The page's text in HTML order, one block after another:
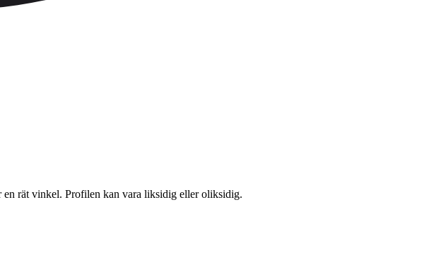
en rät vinkel. Profilen kan vara liksidig eller oliksidig.